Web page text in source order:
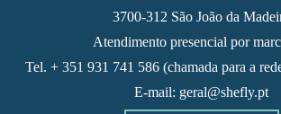
3700-312 São João da
Atendimento presencial por
Tel. + 351 931 741 586 (chamada para a
E-mail: geral@shefly.pt